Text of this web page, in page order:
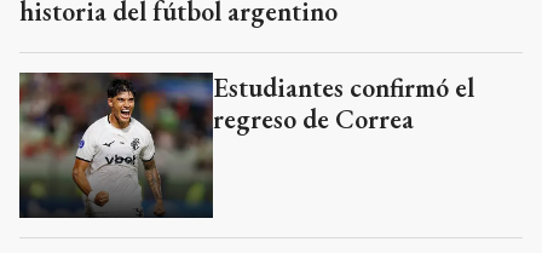
historia del fútbol argentino
Estudiantes confirmó el
regreso de Correa